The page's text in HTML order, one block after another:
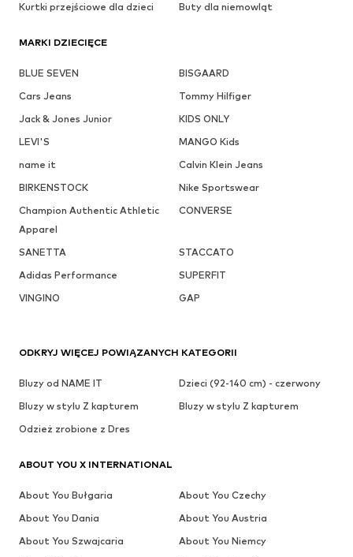
Kurtki przejściowe dla dzieci
Buty dla niemowląt
MARKI DZIECIĘCE
BLUE SEVEN
BISGAARD
Cars Jeans
Tommy Hilfiger
Jack & Jones Junior
KIDS ONLY
LEVI'S
MANGO Kids
name it
Calvin Klein Jeans
BIRKENSTOCK
Nike Sportswear
Champion Authentic Athletic
Apparel
CONVERSE
SANETTA
STACCATO
Adidas Performance
SUPERFIT
VINGINO
GAP
ODKRYJ WIĘCEJ POWIĄZANYCH KATEGORII
Bluzy od NAME IT
Dzieci (92-140 cm) - czerwony
Bluzy w stylu Z kapturem
Bluzy w stylu Z kapturem
Odzież zrobione z Dres
ABOUT YOU X INTERNATIONAL
About You Bułgaria
About You Czechy
About You Dania
About You Austria
About You Szwajcaria
About You Niemcy